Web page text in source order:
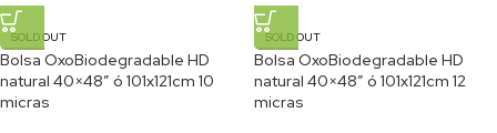
SOLD OUT
Bolsa OxoBiodegradable HD
natural 40×48″ ó 101x121cm 10
micras
SOLD OUT
Bolsa OxoBiodegradable HD
natural 40×48″ ó 101x121cm 12
micras